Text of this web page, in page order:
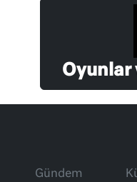
Oyunlar
Gündem